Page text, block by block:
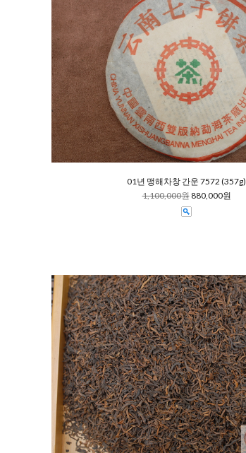
01년 맹해차창 간운 7572 (357g)
1,100,000원880,000원